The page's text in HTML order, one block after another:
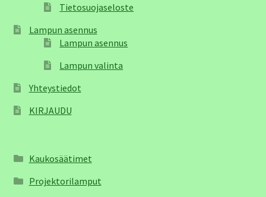
Tietosuojaseloste
Lampun asennus
Lampun asennus
Lampun valinta
Yhteystiedot
KIRJAUDU
Kaukosäätimet
Projektorilamput